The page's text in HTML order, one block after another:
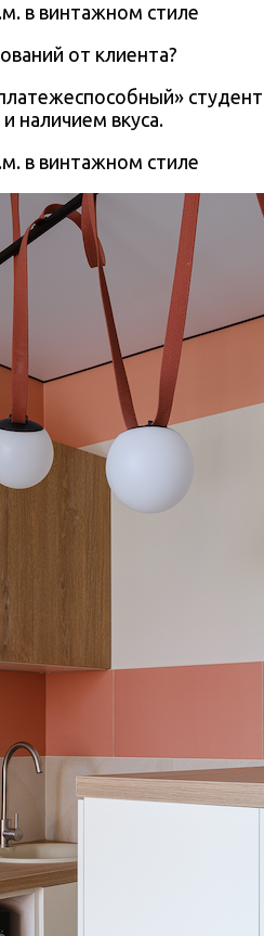
от клиента?
наличием вкуса.